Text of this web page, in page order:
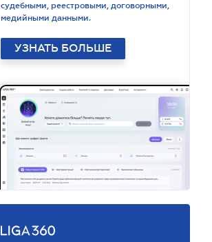
судебными, реестровыми, договорными,
медийными данными.
УЗНАТЬ БОЛЬШЕ